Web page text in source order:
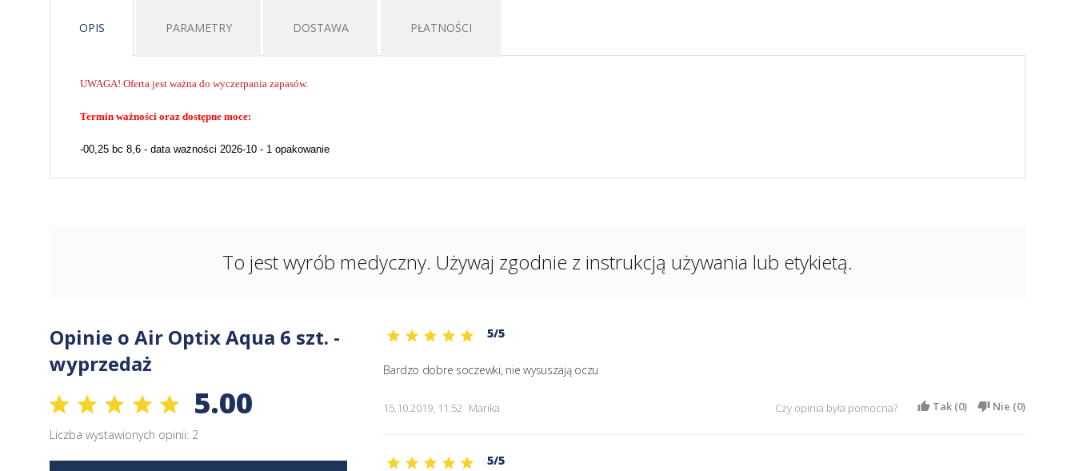
OPIS PARAMETRY DOSTAWA PŁATNOŚCI
UWAGA! Oferta jest ważna do wyczerpania zapasów.
Termin ważności oraz dostępne moce:
-00,25 bc 8,6 - data ważności 2026-10 - 1 opakowanie
To jest wyrób medyczny. Używaj zgodnie z instrukcją używania lub etykietą.
Opinie o Air Optix Aqua 6 szt. -
wyprzedaż
5.00
Liczba wystawionych opinii: 2
5/5
Bardzo dobre soczewki, nie wysuszają oczu
15.10.2019, 11:52 Marika Czy opinia była pomocna? Tak (0) Nie (0)
5/5